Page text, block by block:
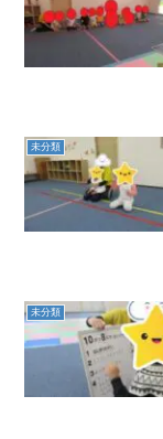
未分類
未分類